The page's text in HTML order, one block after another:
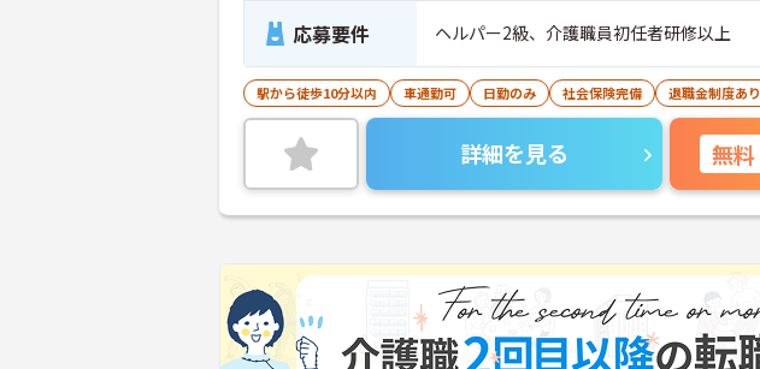
応募要件 ヘルパー2級、介護職員初任者研修以上
駅から徒歩10分以内 車通勤可 日勤のみ 社会保険完備 退職金制度あり
詳細を見る 無料